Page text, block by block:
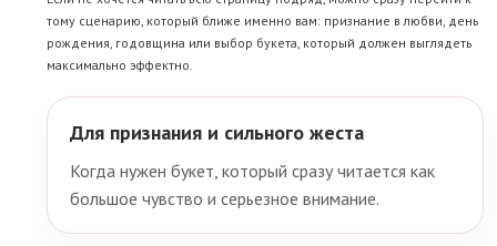
тому сценарию, который ближе именно вам: признание в любви, день
рождения, годовщина или выбор букета, который должен выглядеть
максимально эффектно.
Для признания и сильного жеста
Когда нужен букет, который сразу читается как
большое чувство и серьезное внимание.